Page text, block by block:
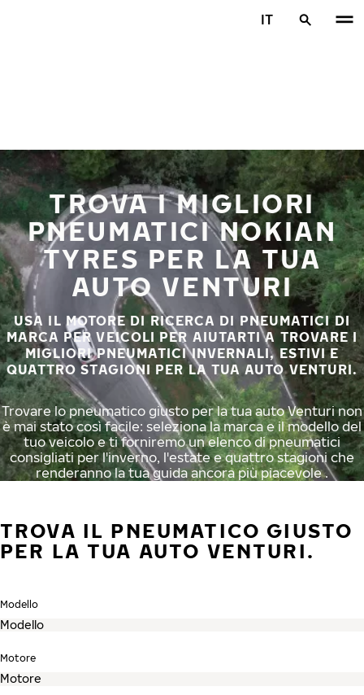
IT
TROVA I MIGLIORI
PNEUMATICI NOKIAN
TYRES PER LA TUA
AUTO VENTURI
USA IL MOTORE DI RICERCA DI PNEUMATICI DI
MARCA PER VEICOLI PER AIUTARTI A TROVARE I
MIGLIORI PNEUMATICI INVERNALI, ESTIVI E
QUATTRO STAGIONI PER LA TUA AUTO VENTURI.
Trovare lo pneumatico giusto per la tua auto Venturi non
è mai stato così facile: seleziona la marca e il modello del
tuo veicolo e ti forniremo un elenco di pneumatici
consigliati per l'inverno, l'estate e quattro stagioni che
renderanno la tua guida ancora più piacevole .
TROVA IL PNEUMATICO GIUSTO
PER LA TUA AUTO VENTURI.
Modello
Motore